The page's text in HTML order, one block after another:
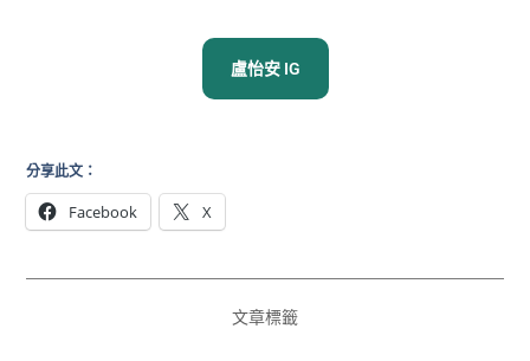
盧怡安 IG
分享此文：
Facebook X
文章標籤